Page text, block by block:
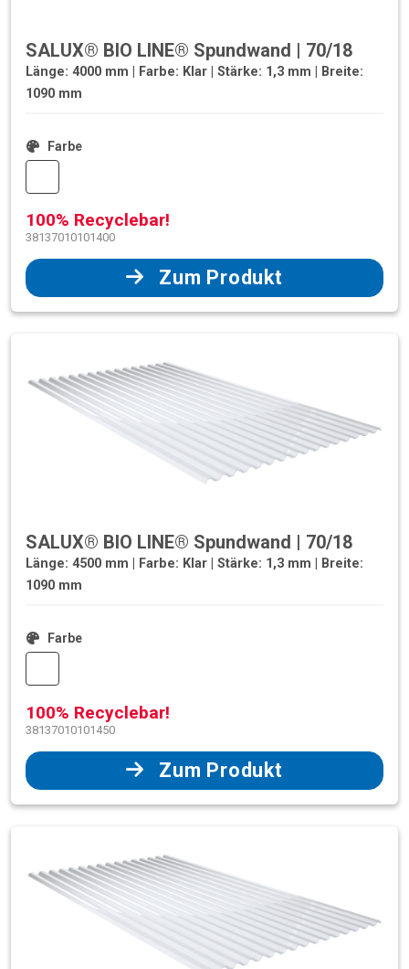
SALUX® BIO LINE® Spundwand | 70/18
Länge: 4000 mm | Farbe: Klar | Stärke: 1,3 mm | Breite:
1090 mm
Farbe
100% Recyclebar!
38137010101400
Zum Produkt
SALUX® BIO LINE® Spundwand | 70/18
Länge: 4500 mm | Farbe: Klar | Stärke: 1,3 mm | Breite:
1090 mm
Farbe
100% Recyclebar!
38137010101450
Zum Produkt